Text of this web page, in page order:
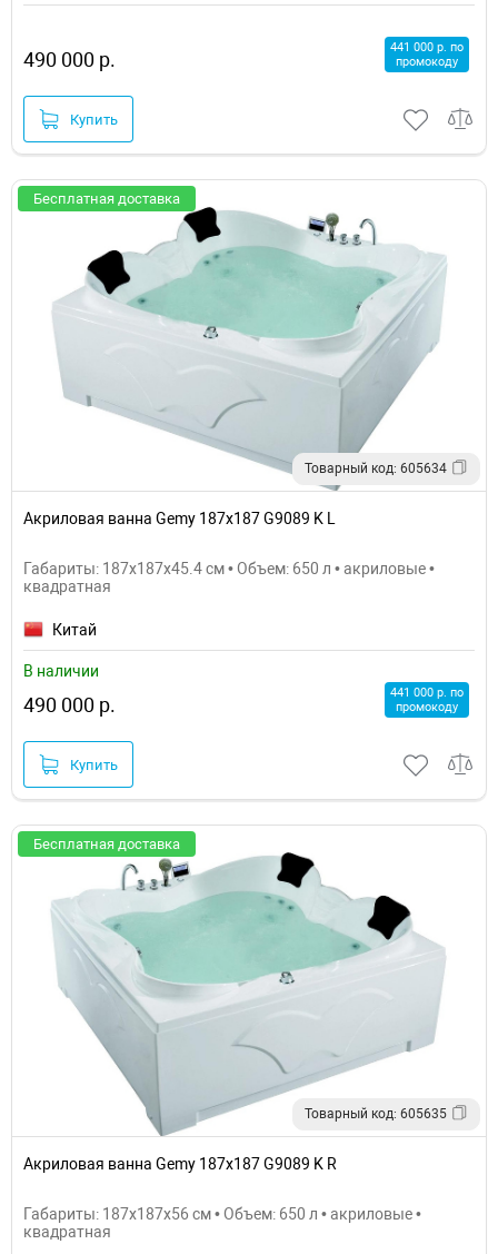
490 000 р.
441 000 р. по
промокоду
Купить
Бесплатная доставка
Товарный код: 605634
Акриловая ванна Gemy 187x187 G9089 K L
Габариты: 187x187x45.4 см • Объем: 650 л • акриловые •
квадратная
Китай
В наличии
490 000 р.
441 000 р. по
промокоду
Купить
Бесплатная доставка
Товарный код: 605635
Акриловая ванна Gemy 187x187 G9089 K R
Габариты: 187x187x56 см • Объем: 650 л • акриловые •
квадратная